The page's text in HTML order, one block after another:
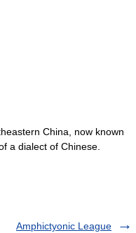
China, now known
a dialect of Chinese.
Amphictyonic League